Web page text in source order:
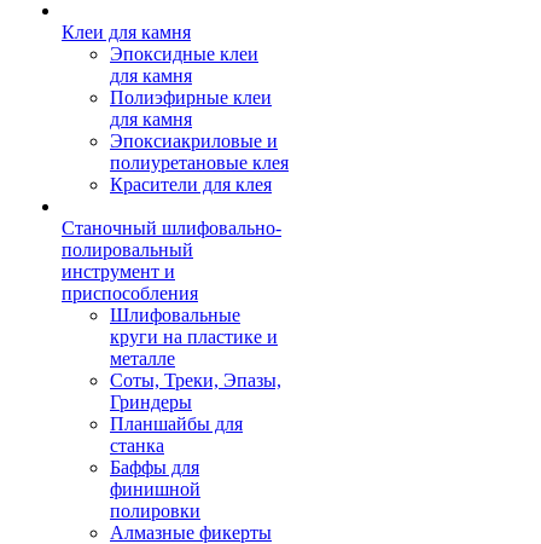
Клеи для камня
Эпоксидные клеи
для камня
Полиэфирные клеи
для камня
Эпоксиакриловые и
полиуретановые клея
Красители для клея
Станочный шлифовально-
полировальный
инструмент и
приспособления
Шлифовальные
круги на пластике и
металле
Соты, Треки, Эпазы,
Гриндеры
Планшайбы для
станка
Баффы для
финишной
полировки
Алмазные фикерты